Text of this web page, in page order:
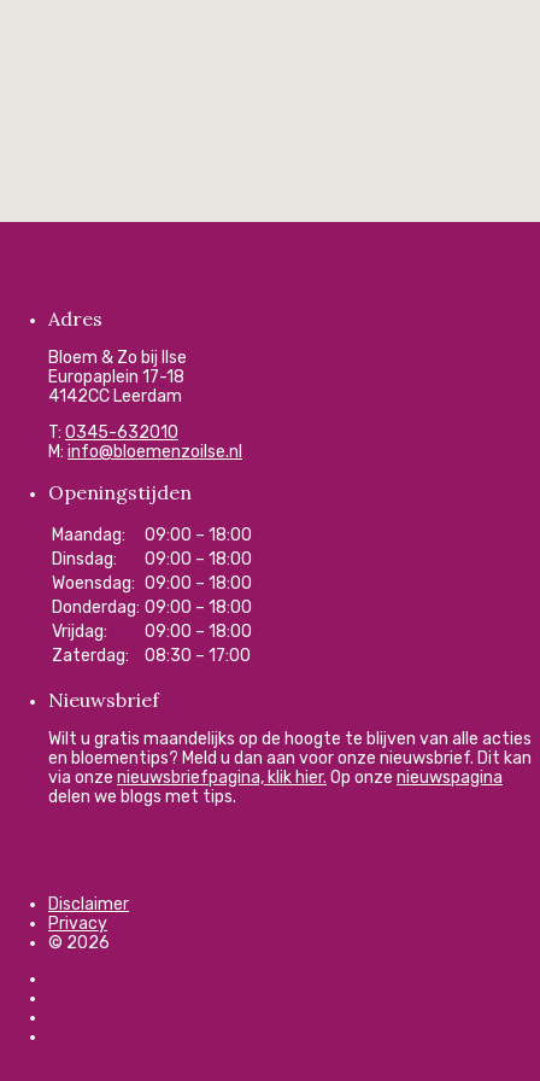
Adres
Bloem & Zo bij Ilse
Europaplein 17-18
4142CC Leerdam
T: 0345-632010
M: info@bloemenzoilse.nl
Openingstijden
Maandag:
09:00 – 18:00
Dinsdag:
09:00 – 18:00
Woensdag: 09:00 – 18:00
Donderdag: 09:00 – 18:00
Vrijdag:
09:00 – 18:00
Zaterdag:
08:30 – 17:00
Nieuwsbrief
Wilt u gratis maandelijks op de hoogte te blijven van alle acties
en bloementips? Meld u dan aan voor onze nieuwsbrief. Dit kan
via onze nieuwsbriefpagina, klik hier. Op onze nieuwspagina
delen we blogs met tips.
Disclaimer
Privacy
© 2026